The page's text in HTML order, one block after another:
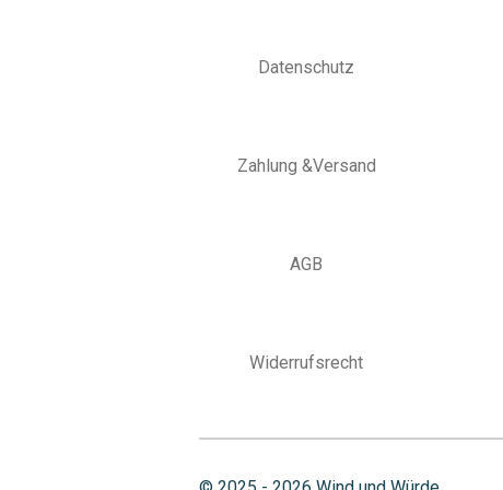
Datenschutz
Zahlung &Versand
AGB
Widerrufsrecht